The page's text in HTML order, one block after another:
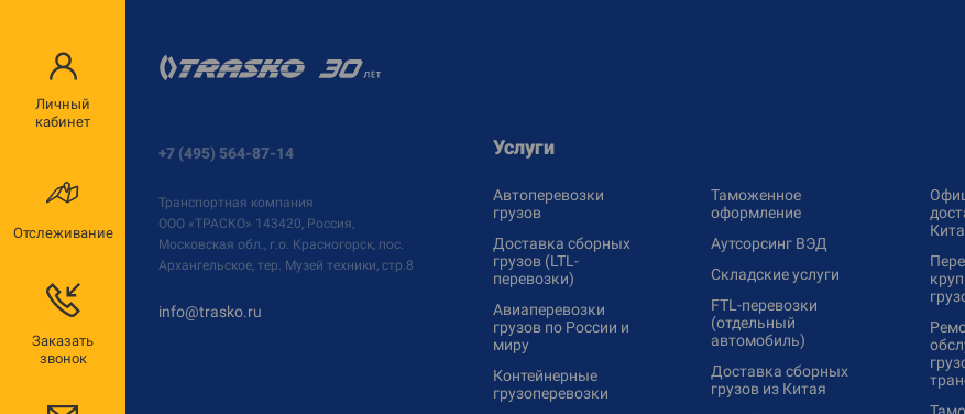
Личный
кабинет
Отслеживание
Заказать
звонок
+7 (495) 564-87-14
Транспортная компания
ООО «ТРАСКО» 143420, Россия,
Московская обл., г.о. Красногорск, пос.
Архангельское, тер. Музей техники, стр.8
info@trasko.ru
Услуги
Автоперевозки
грузов
Доставка сборных
грузов (LTL-
перевозки)
Авиаперевозки
грузов по России и
миру
Контейнерные
грузоперевозки
Таможенное
оформление
Аутсорсинг ВЭД
Складские услуги
FTL-перевозки
(отдельный
автомобиль)
Доставка сборных
грузов из Китая